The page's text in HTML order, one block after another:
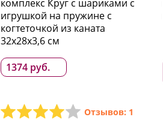
комплекс Круг с шариками c
игрушкой на пружине c
когтеточкой из каната
32х28х3,6 см
1374 руб.
Отзывов: 1